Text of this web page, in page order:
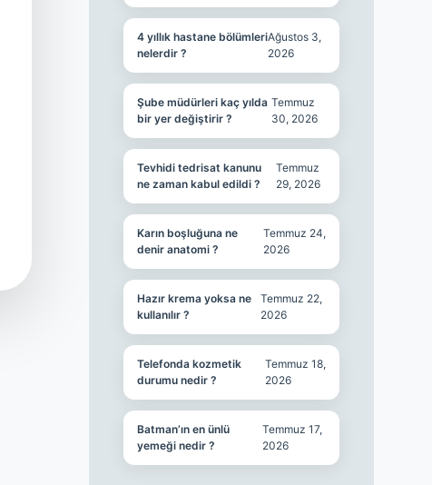
4 yıllık hastane bölümleri
nelerdir ?
Ağustos 3,
2026
Şube müdürleri kaç yılda
bir yer değiştirir ?
Temmuz
30, 2026
Tevhidi tedrisat kanunu
ne zaman kabul edildi ?
Temmuz
29, 2026
Karın boşluğuna ne
denir anatomi ?
Temmuz 24,
2026
Hazır krema yoksa ne
kullanılır ?
Temmuz 22,
2026
Telefonda kozmetik
durumu nedir ?
Temmuz 18,
2026
Batman’ın en ünlü
yemeği nedir ?
Temmuz 17,
2026